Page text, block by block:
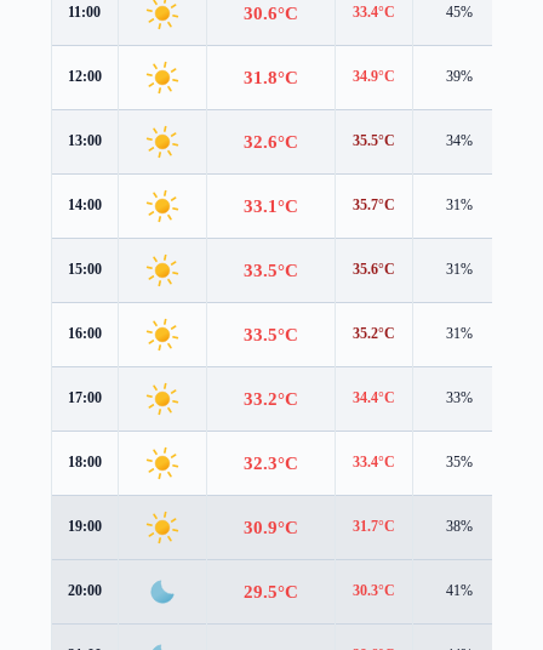
11:00 30.6°C 33.4°C 45%
12:00 31.8°C 34.9°C 39%
13:00 32.6°C 35.5°C 34%
14:00 33.1°C 35.7°C 31%
15:00 33.5°C 35.6°C 31%
16:00 33.5°C 35.2°C 31%
17:00 33.2°C 34.4°C 33%
18:00 32.3°C 33.4°C 35%
19:00 30.9°C 31.7°C 38%
20:00 29.5°C 30.3°C 41%